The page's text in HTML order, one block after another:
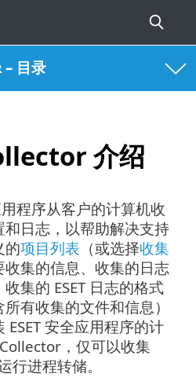
目录
介绍
程序从客户的计算机收
日志，以帮助解决支持
的项目列表 （或选择收集
收集的信息、收集的日志
集的 ESET 日志的格式
有收集的文件和信息）
安全应用程序的计
，仅可以收集
行进程转储。